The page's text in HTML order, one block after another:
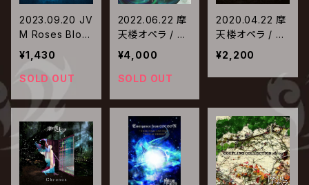
2023.09.20 JV
M Roses Bloo
d Symphony /
協奏曲 ～耽美
なる血統～
¥1,430
SOLD OUT
2022.06.22 摩
天楼オペラ / 真
実を知っていく
物語
¥4,000
SOLD OUT
2020.04.22 摩
天楼オペラ / Ch
ronos【通常盤】
¥2,200